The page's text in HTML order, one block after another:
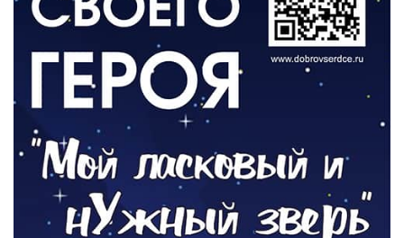
Новый учебный год и готовность к
отопительному сезону
06.08.2026
РАЗЪЯСНЯЕМ
Где хранить велосипед?
06.08.2026